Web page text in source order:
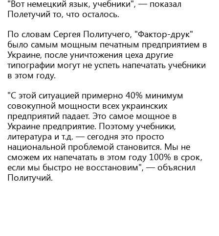
"Вот немецкий язык, учебники", — показал
Полетучий то, что осталось.
По словам Сергея Политучего, "Фактор-друк"
было самым мощным печатным предприятием в
Украине, после уничтожения цеха другие
типографии могут не успеть напечатать учебники
в этом году.
"С этой ситуацией примерно 40% минимум
совокупной мощности всех украинских
предприятий падает. Это самое мощное в
Украине предприятие. Поэтому учебники,
литература и т.д. — сегодня это просто
национальной проблемой становится. Мы не
сможем их напечатать в этом году 100% в срок,
если мы быстро не восстановим", — объяснил
Политучий.